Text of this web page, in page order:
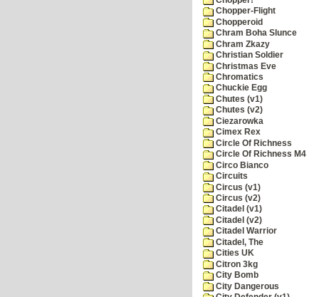
Chopper-Flight
Chopperoid
Chram Boha Slunce
Chram Zkazy
Christian Soldier
Christmas Eve
Chromatics
Chuckie Egg
Chutes (v1)
Chutes (v2)
Ciezarowka
Cimex Rex
Circle Of Richness
Circle Of Richness M4
Circo Bianco
Circuits
Circus (v1)
Circus (v2)
Citadel (v1)
Citadel (v2)
Citadel Warrior
Citadel, The
Cities UK
Citron 3kg
City Bomb
City Dangerous